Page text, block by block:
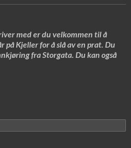
med er du velkommen til å
Kjeller for å slå av en prat. Du
fra Storgata. Du kan også